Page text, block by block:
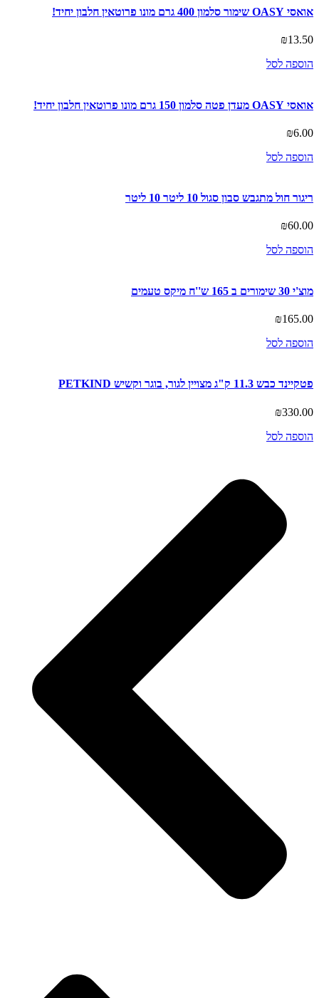
אואסי OASY שימור סלמון 400 גרם מונו פרוטאין חלבון יחיד!
₪13.50
הוספה לסל
אואסי OASY מעדן פטה סלמון 150 גרם מונו פרוטאין חלבון יחיד!
₪6.00
הוספה לסל
ריגור חול מתגבש סבון סגול 10 ליטר 10 ליטר
₪60.00
הוספה לסל
מוצ'י 30 שימורים ב 165 ש''ח מיקס טעמים
₪165.00
הוספה לסל
פטקיינד כבש 11.3 ק"ג מצויין לגור, בוגר וקשיש PETKIND
₪330.00
הוספה לסל